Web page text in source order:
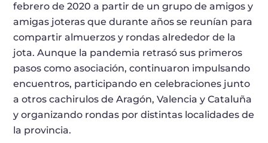
febrero de 2020 a partir de un grupo de amigos y
amigas joteras que durante años se reunían para
compartir almuerzos y rondas alrededor de la
jota. Aunque la pandemia retrasó sus primeros
pasos como asociación, continuaron impulsando
encuentros, participando en celebraciones junto
a otros cachirulos de Aragón, Valencia y Cataluña
y organizando rondas por distintas localidades de
la provincia.